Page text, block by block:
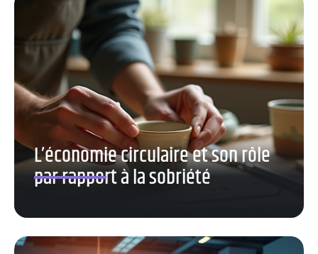
L’économie circulaire et son rôle
par rapport à la sobriété